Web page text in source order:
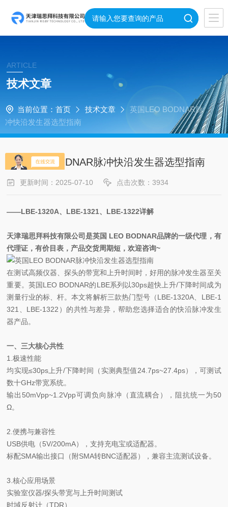
ARTICLE
技术文章
当前位置： 首页 技术文章
英国LEO BODNAR脉
冲快沿发生器选型指南
英国LEO BODNAR脉冲快沿发生器选型指南
更新时间：2025-07-10 点击次数：3934
——LBE-1320A、LBE-1321、LBE-1322详解
天津瑞思拜科技有限公司是英国 LEO BODNAR品牌的一级代理，有
代理证，有价目表，产品交货周期短，欢迎咨询~
在测试高频仪器、探头的带宽和上升时间时，好用的脉冲发生器至关
重要。英国LEO BODNAR的LBE系列以30ps超快上升/下降时间成为
测量行业的标、杆。本文将解析三款热门型号（LBE-1320A、LBE-1
321、LBE-1322）的共性与差异，帮助您选择适合的快沿脉冲发生
器产品。
一、三大核心共性
1.极速性能
均实现≤30ps上升/下降时间（实测典型值24.7ps~27.4ps），可测试
数十GHz带宽系统。
输出50mVpp~1.2Vpp可调负向脉冲（直流耦合），阻抗统一为50
Ω。
2.便携与兼容性
USB供电（5V/200mA），支持充电宝或适配器。
标配SMA输出接口（附SMA转BNC适配器），兼容主流测试设备。
3.核心应用场景
实验室仪器/探头带宽与上升时间测试
时域反射计（TDR）